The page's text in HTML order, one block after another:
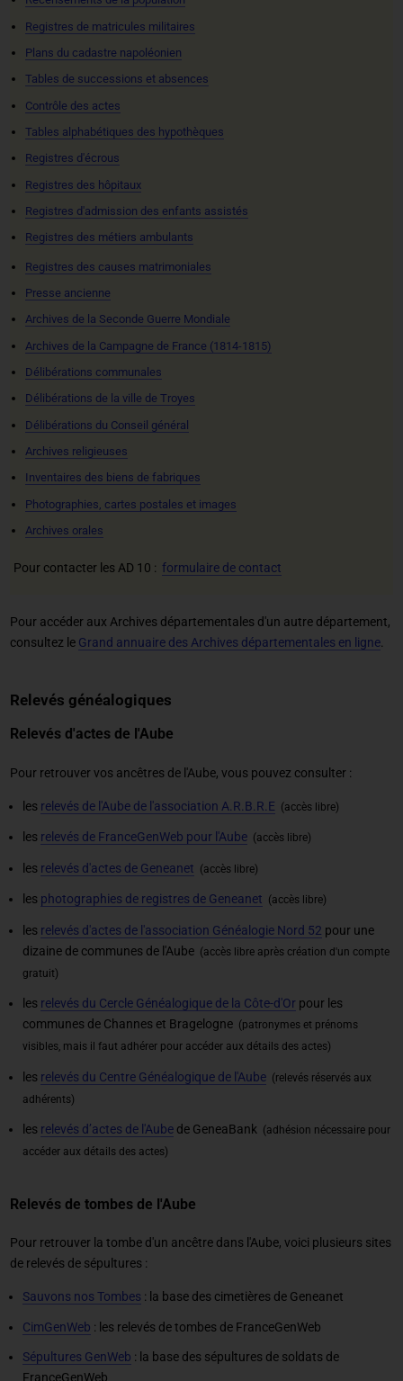
Registres de matricules militaires
Plans du cadastre napoléonien
Tables de successions et absences
Contrôle des actes
Tables alphabétiques des hypothèques
Registres d'écrous
Registres des hôpitaux
Registres d'admission des enfants assistés
Registres des métiers ambulants
Registres des causes matrimoniales
Presse ancienne
Archives de la Seconde Guerre Mondiale
Archives de la Campagne de France (1814-1815)
Délibérations communales
Délibérations de la ville de Troyes
Délibérations du Conseil général
Archives religieuses
Inventaires des biens de fabriques
Photographies, cartes postales et images
Archives orales
Pour contacter les AD 10 :formulaire de contact
Pour accéder aux Archives départementales d'un autre département,
consultez le Grand annuaire des Archives départementales en ligne.
Relevés généalogiques
Relevés d'actes de l'Aube
Pour retrouver vos ancêtres de l'Aube, vous pouvez consulter :
les relevés de l'Aube de l'association A.R.B.R.E (accès libre)
les relevés de FranceGenWeb pour l'Aube (accès libre)
les relevés d'actes de Geneanet (accès libre)
les photographies de registres de Geneanet (accès libre)
les relevés d'actes de l'association Généalogie Nord 52 pour une
dizaine de communes de l'Aube (accès libre après création d'un compte
gratuit)
les relevés du Cercle Généalogique de la Côte-d'Or pour les
communes de Channes et Bragelogne (patronymes et prénoms
visibles, mais il faut adhérer pour accéder aux détails des actes)
les relevés du Centre Généalogique de l'Aube (relevés réservés aux
adhérents)
les relevés d’actes de l'Aubede GeneaBank (adhésion nécessaire pour
accéder aux détails des actes)
Relevés de tombes de l'Aube
Pour retrouver la tombe d'un ancêtre dans l'Aube, voici plusieurs sites
de relevés de sépultures :
Sauvons nos Tombes : la base des cimetières de Geneanet
CimGenWeb : les relevés de tombes de FranceGenWeb
Sépultures GenWeb : la base des sépultures de soldats de
FranceGenWeb